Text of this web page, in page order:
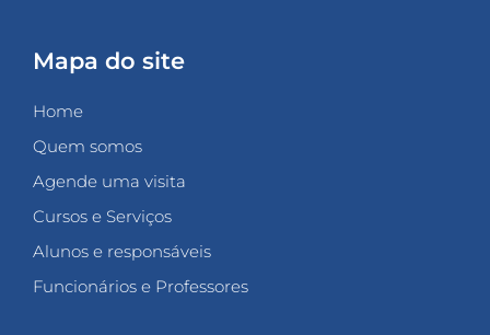
Mapa do site
Home
Quem somos
Agende uma visita
Cursos e Serviços
Alunos e responsáveis
Funcionários e Professores